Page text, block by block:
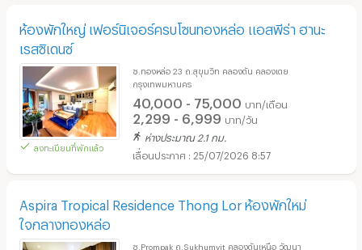
ห้องพักใหญ่ เฟอร์นิเจอร์ครบโซนทองหล่อ แอสพีร่า ฮานะ
เรสซิเดนซ์
ลงทะเบียนที่พักแล้ว
ซ.ทองหล่อ 23 ถ.สุขุมวิท คลองตัน คลองเตย
กรุงเทพมหานคร
40,000 - 75,000 บาท/เดือน
2,299 - 6,999 บาท/วัน
ห่างประมาณ 2.1 กม.
25/07/2026 8:57
Aspira Tropical Residence Thong Lor ห้องพักใหม่
ใจกลางทองหล่อ
ซ.Prompak ถ.Sukhumvit คลองตันเหนือ วัฒนา